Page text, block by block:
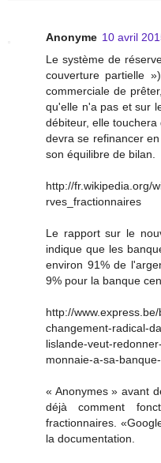
Anonyme 10 avril
Le système de
couverture partielle
commerciale de
qu'elle n'a pas et sur
débiteur, elle
devra se refinancer
son équilibre de bilan.
http://fr.wikipedia.org/
rves_fractionnaires
Le rapport sur le
indique que les
environ 91% de
9% pour la banque
http://
changement-radical-
lislande-veut-
monnaie-a-sa-
« Anonymes » avant
déjà comment
fractionnaires.
la documentation.